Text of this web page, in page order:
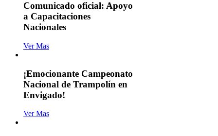
Comunicado oficial: Apoyo
a Capacitaciones
Nacionales
Ver Mas
¡Emocionante Campeonato
Nacional de Trampolín en
Envigado!
Ver Mas